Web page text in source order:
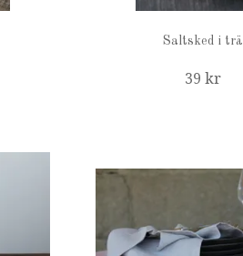
Saltsked i trä
39 kr